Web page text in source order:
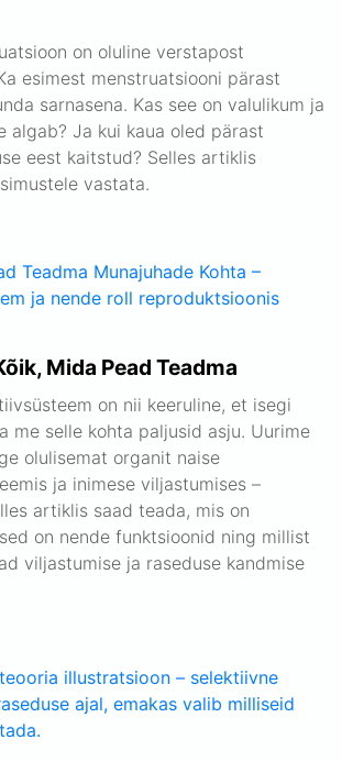
on oluline verstapost
esimest menstruatsiooni pärast
sarnasena. Kas see on valulikum ja
algab? Ja kui kaua oled pärast
eest kaitstud? Selles artiklis
vastata.
Mida Pead Teadma
on nii keeruline, et isegi
me selle kohta paljusid asju. Uurime
olulisemat organit naise
ja inimese viljastumises –
artiklis saad teada, mis on
on nende funktsioonid ning millist
viljastumise ja raseduse kandmise